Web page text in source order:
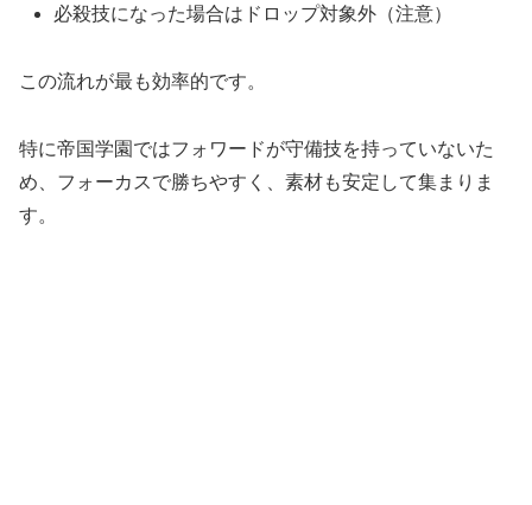
必殺技になった場合はドロップ対象外（注意）
この流れが最も効率的です。
特に帝国学園ではフォワードが守備技を持っていないた
め、フォーカスで勝ちやすく、素材も安定して集まりま
す。